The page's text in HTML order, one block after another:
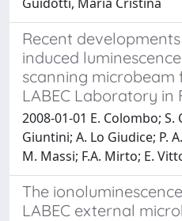
Recent
induced
scanning microbeam
LABEC Laboratory in
2008-01-01 E. Colombo; S.
Giuntini; A. Lo Giudice; P.
M. Massi; F.A. Mirto; E.
The
LABEC external